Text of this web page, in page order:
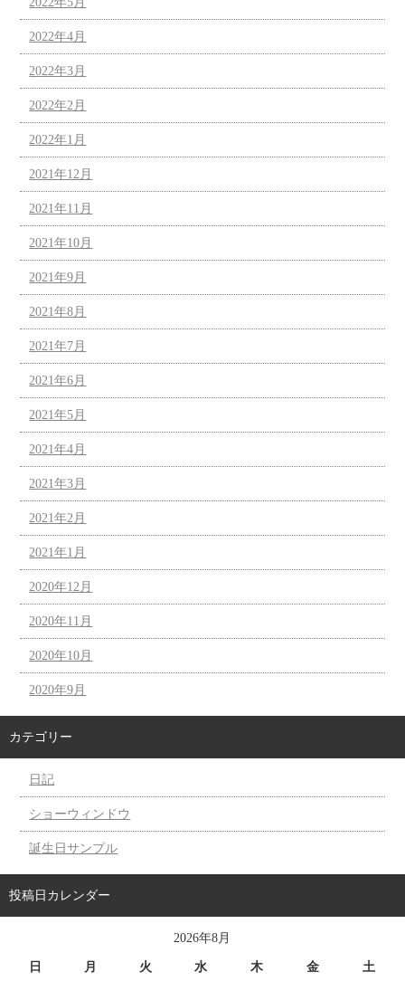
2022年4月
2022年3月
2022年2月
2022年1月
2021年12月
2021年11月
2021年10月
2021年9月
2021年8月
2021年7月
2021年6月
2021年5月
2021年4月
2021年3月
2021年2月
2021年1月
2020年12月
2020年11月
2020年10月
2020年9月
カテゴリー
日記
ショーウィンドウ
誕生日サンプル
投稿日カレンダー
2026年8月
日 月 火 水 木 金 土